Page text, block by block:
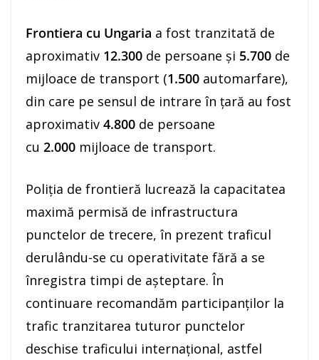
Frontiera cu Ungaria a fost tranzitată de
aproximativ 12.300 de persoane şi 5.700 de
mijloace de transport (1.500 automarfare),
din care pe sensul de intrare în ţară au fost
aproximativ 4.800 de persoane
cu 2.000 mijloace de transport.
Poliția de frontieră lucrează la capacitatea
maximă permisă de infrastructura
punctelor de trecere, în prezent traficul
derulându-se cu operativitate fără a se
înregistra timpi de aşteptare. În
continuare recomandăm participanţilor la
trafic tranzitarea tuturor punctelor
deschise traficului internaţional, astfel